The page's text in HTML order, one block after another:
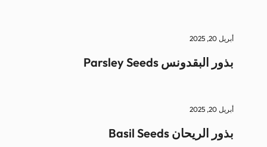
أبريل 20, 2025
بذور البقدونس Parsley Seeds
أبريل 20, 2025
بذور الريحان Basil Seeds